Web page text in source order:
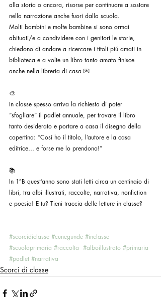
alla storia o ancora, risorse per continuare a sostare
nella narrazione anche fuori dalla scuola.
Molti bambini e molte bambine si sono ormai
abituati/e a condividere con i genitori le storie,
chiedono di andare a ricercare i titoli piú amati in
biblioteca e a volte un libro tanto amato finisce
anche nella libreria di casa 💌
🎨
In classe spesso arriva la richiesta di poter
“sfogliare” il padlet annuale, per trovare il libro
tanto desiderato e portare a casa il disegno della
copertina: “Cosí ho il titolo, l’autore e la casa
editrice… e forse me lo prendono!”
📚
In 1°B quest’anno sono stati letti circa un centinaio di
libri, tra albi illustrati, raccolte, narrativa, nonfiction
e poesia! E tu? Tieni traccia delle letture in classe?
#scorcidiclasse #cunegunde #inclasse
#scuolaprimaria #raccolta #alboillustrato #primaria
#padlet #narrativa
Scorci di classe